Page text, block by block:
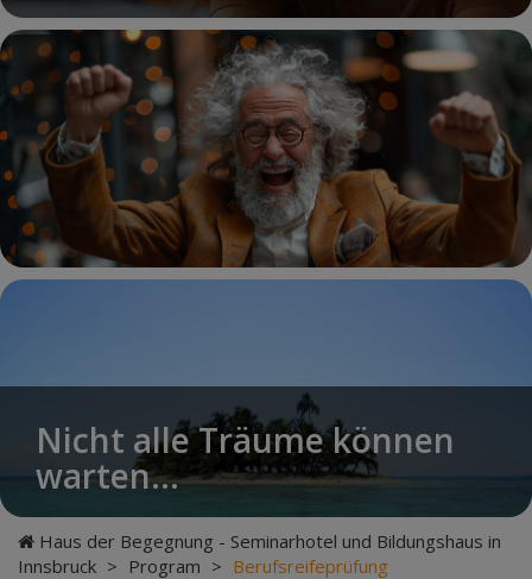
Nicht alle Träume können
warten...
Haus der Begegnung - Seminarhotel und Bildungshaus in
Innsbruck > Program > Berufsreifeprüfung